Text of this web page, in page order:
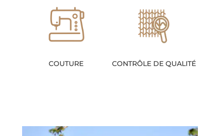
COUTURE CONTRÔLE DE QUALITÉ